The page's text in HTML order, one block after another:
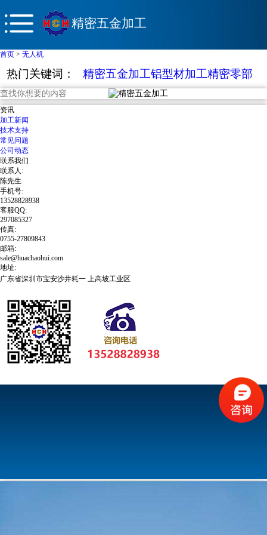
精密五金加工
首页 > 无人机
热门关键词： 精密五金加工铝型材加工精密零部
件钣金加工数控车床加工
资讯
加工新闻
技术支持
常见问题
公司动态
联系我们
联系人:
陈先生
手机号:
13528828938
客服QQ:
297085327
传真:
0755-27809843
邮箱:
sale@huachaohui.com
地址:
广东省深圳市宝安沙井耗一 上高坡工业区